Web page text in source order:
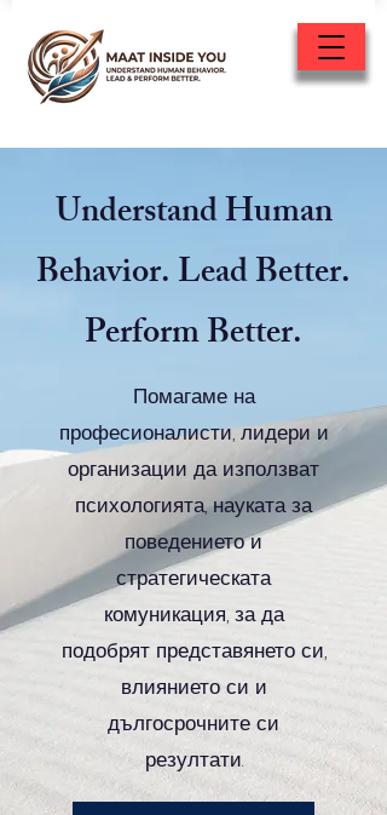
Understand Human
Behavior. Lead Better.
Perform Better.
Помагаме на
професионалисти, лидери и
организации да използват
психологията, науката за
поведението и
стратегическата
комуникация, за да
подобрят представянето си,
влиянието си и
дългосрочните си
резултати.